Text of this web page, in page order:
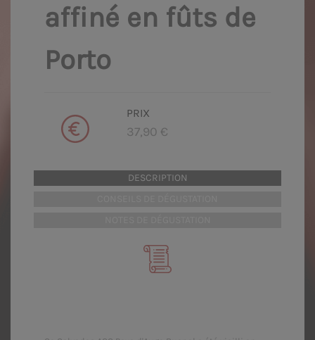
affiné en fûts de
Porto
PRIX
37,90 €
DESCRIPTION